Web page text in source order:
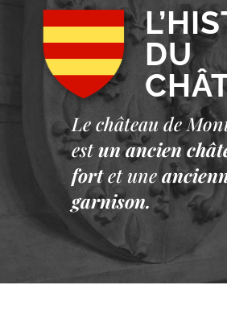
DU
Le château de
est un ancien
fort et une
garnison.